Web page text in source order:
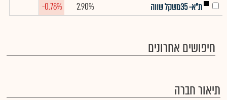
ת"א- 35משקל שווה
2.90%
-0.78%
חיפושים אחרונים
תיאור חברה